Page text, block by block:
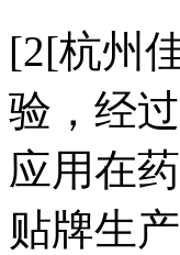
[2[杭州
验，经
应用在
贴牌生